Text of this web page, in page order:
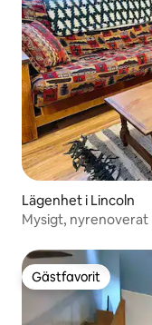
Lägenhet i Lincoln
Mysigt, nyrenoverat
Gästfavorit
Gästfavorit